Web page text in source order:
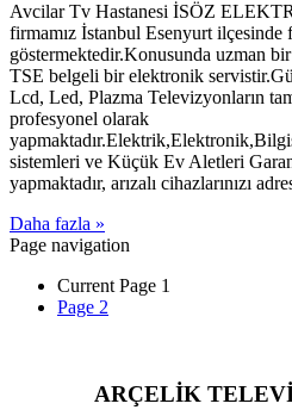
Avcilar Tv Hastanesi İSÖZ
firmamız İstanbul Esenyurt ilçesinde
göstermektedir.Konusunda uzman
TSE belgeli bir elektronik
Lcd, Led, Plazma Televizyonların
profesyonel olarak
sistemleri ve Küçük Ev Aletleri
yapmaktadır, arızalı cihazlarınızı
Daha fazla »
Page navigation
Current Page 1
Page 2
ARÇELİK